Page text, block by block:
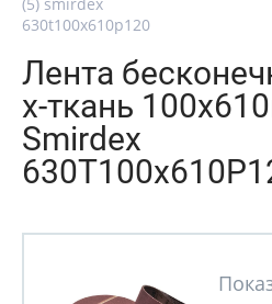
630t100х610p120
Лента
х-ткань
Smirdex